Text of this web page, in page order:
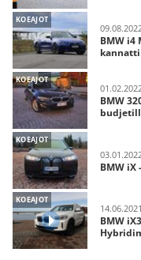
KOEAJOT
BMW i4
KOEAJOT
BMW
KOEAJOT
BMW
KOEAJOT
14.06.2021
BMW